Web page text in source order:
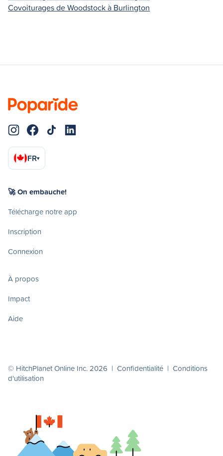
Covoiturages de Woodstock à Burlington
FR▾
🚀 On embauche!
Télécharge notre app
Inscription
Connexion
À propos
Impact
Aide
© HitchPlanet Online Inc. 2026 | Confidentialité | Conditions
d'utilisation